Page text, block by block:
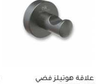
علاقة هوتيلز فضي